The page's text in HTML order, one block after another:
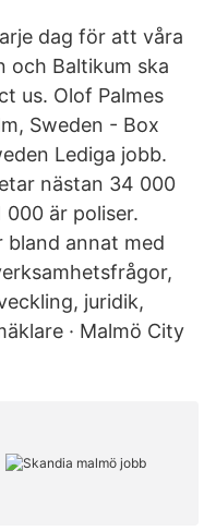
dag för att våra
och Baltikum ska
us. Olof Palmes
Sweden - Box
Lediga jobb.
nästan 34 000
000 är poliser.
bland annat med
juridik,
· Malmö City